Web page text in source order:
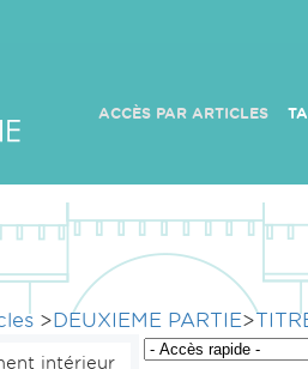
ACCÈS PAR ARTICLES
>DEUXIEME PARTIE>
intérieur